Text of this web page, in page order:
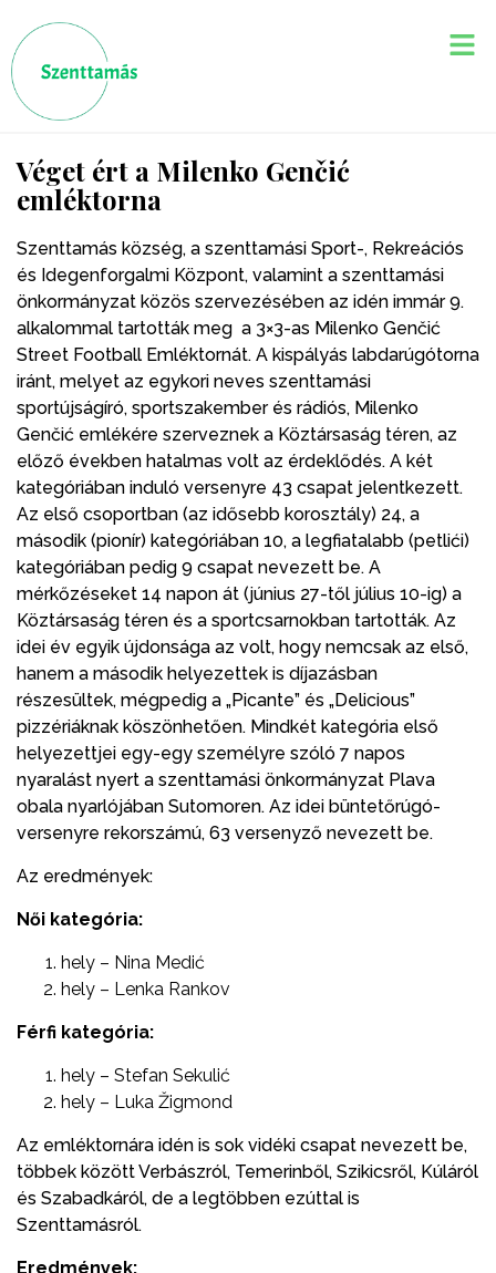
Véget ért a Milenko Genčić
emléktorna
Szenttamás község, a szenttamási Sport-, Rekreációs
és Idegenforgalmi Központ, valamint a szenttamási
önkormányzat közös szervezésében az idén immár 9.
alkalommal tartották meg a 3×3-as Milenko Genčić
Street Football Emléktornát. A kispályás labdarúgótorna
iránt, melyet az egykori neves szenttamási
sportújságíró, sportszakember és rádiós, Milenko
Genčić emlékére szerveznek a Köztársaság téren, az
előző években hatalmas volt az érdeklődés. A két
kategóriában induló versenyre 43 csapat jelentkezett.
Az első csoportban (az idősebb korosztály) 24, a
második (pionír) kategóriában 10, a legfiatalabb (petlići)
kategóriában pedig 9 csapat nevezett be. A
mérkőzéseket 14 napon át (június 27-től július 10-ig) a
Köztársaság téren és a sportcsarnokban tartották. Az
idei év egyik újdonsága az volt, hogy nemcsak az első,
hanem a második helyezettek is díjazásban
részesültek, mégpedig a „Picante” és „Delicious”
pizzériáknak köszönhetően. Mindkét kategória első
helyezettjei egy-egy személyre szóló 7 napos
nyaralást nyert a szenttamási önkormányzat Plava
obala nyarlójában Sutomoren. Az idei büntetőrúgó-
versenyre rekorszámú, 63 versenyző nevezett be.
Az eredmények:
Női kategória:
hely – Nina Medić
hely – Lenka Rankov
Férfi kategória:
hely – Stefan Sekulić
hely – Luka Žigmond
Az emléktornára idén is sok vidéki csapat nevezett be,
többek között Verbászról, Temerinből, Szikicsről, Kúláról
és Szabadkáról, de a legtöbben ezúttal is
Szenttamásról.
Eredmények: